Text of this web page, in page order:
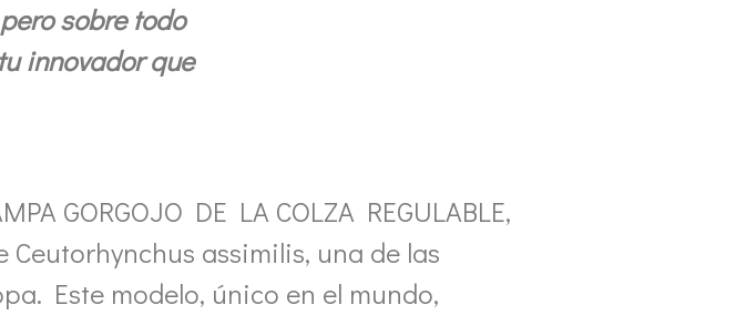
sobre todo
innovador que
GORGOJO DE LA COLZA REGULABLE,
assimilis, una de las
Este modelo, único en el mundo,